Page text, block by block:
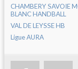
CHAMBERY SAVOIE
BLANC HANDBALL
VAL DE LEYSSE HB
Ligue AURA